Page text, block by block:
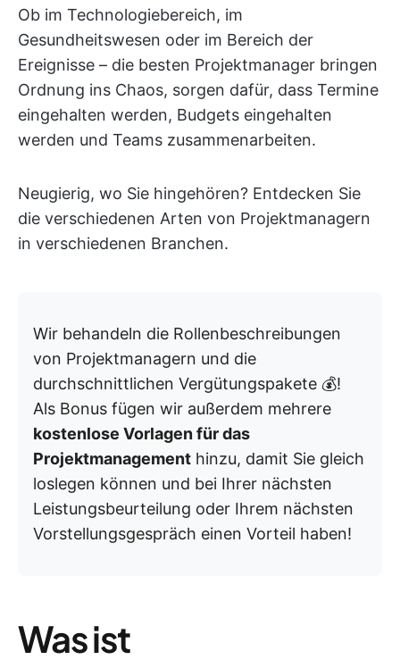
Ob im Technologiebereich, im
Gesundheitswesen oder im Bereich der
Ereignisse – die besten Projektmanager bringen
Ordnung ins Chaos, sorgen dafür, dass Termine
eingehalten werden, Budgets eingehalten
werden und Teams zusammenarbeiten.
Neugierig, wo Sie hingehören? Entdecken Sie
die verschiedenen Arten von Projektmanagern
in verschiedenen Branchen.
Wir behandeln die Rollenbeschreibungen
von Projektmanagern und die
durchschnittlichen Vergütungspakete 💰!
Als Bonus fügen wir außerdem mehrere
kostenlose Vorlagen für das
Projektmanagement hinzu, damit Sie gleich
loslegen können und bei Ihrer nächsten
Leistungsbeurteilung oder Ihrem nächsten
Vorstellungsgespräch einen Vorteil haben!
Was ist